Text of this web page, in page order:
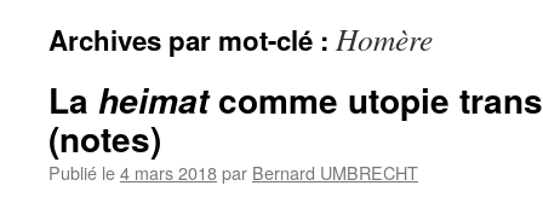
Archives par mot-clé : Homère
La heimatcomme utopie
(notes)
Publié le4 mars 2018par Bernard UMBRECHT